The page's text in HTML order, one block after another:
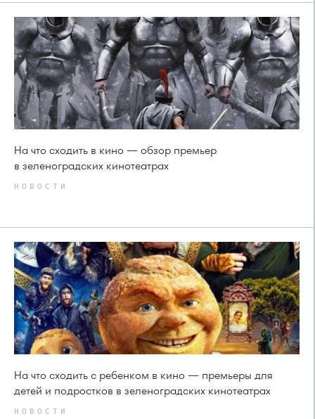
На что сходить в кино — обзор премьер
в зеленоградских кинотеатрах
НОВОСТИ
На что сходить с ребенком в кино — премьеры для
детей и подростков в зеленоградских кинотеатрах
НОВОСТИ